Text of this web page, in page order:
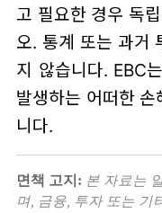
고 필요한 경우 독
오. 통계 또는 과거
지 않습니다. EBC
발생하는 어떠한
니다.
면책 고지: 본 자료는
며, 금융, 투자 또는 기